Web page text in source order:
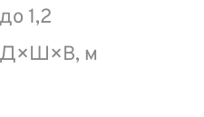
1,2
Д×Ш×В, м